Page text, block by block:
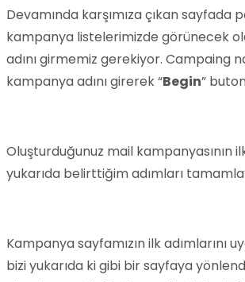
Devamında karşımıza çıkan sayfada
kampanya listelerimizde görünecek
adını girmemiz gerekiyor. Campaing
kampanya adını girerek “Begin”
Oluşturduğunuz mail kampanyasının
yukarıda belirttiğim adımları
Kampanya sayfamızın ilk adımlarını
bizi yukarıda ki gibi bir sayfaya